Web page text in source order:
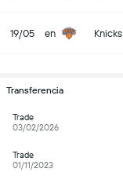
19/05 en Knicks
Transferencia
Trade
03/02/2026
Trade
01/11/2023